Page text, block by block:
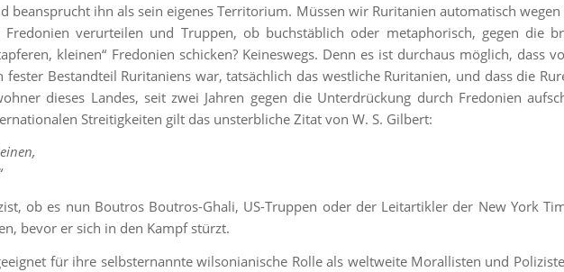
beansprucht ihn als sein eigenes Territorium. Müssen wir Ruritanien automatisch wegen
Fredonien verurteilen und Truppen, ob buchstäblich oder metaphorisch, gegen die
kleinen“ Fredonien schicken? Keineswegs. Denn es ist durchaus möglich, dass
fester Bestandteil Ruritaniens war, tatsächlich das westliche Ruritanien, und dass die
dieses Landes, seit zwei Jahren gegen die Unterdrückung durch Fredonien
Streitigkeiten gilt das unsterbliche Zitat von W. S. Gilbert:
ob es nun Boutros Boutros-Ghali, US-Truppen oder der Leitartikler der New York
bevor er sich in den Kampf stürzt.
für ihre selbsternannte wilsonianische Rolle als weltweite Morallisten und